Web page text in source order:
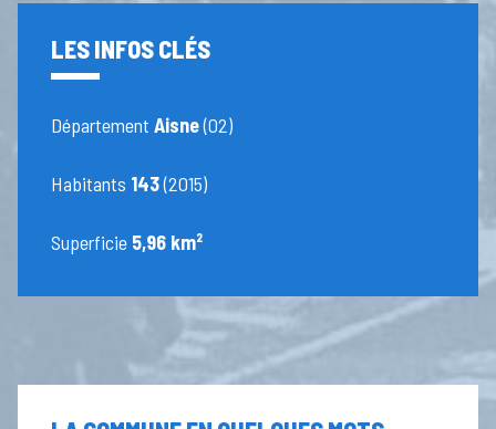
LES INFOS CLÉS
DépartementAisne(02)
Habitants 143(2015)
Superficie 5,96 km²